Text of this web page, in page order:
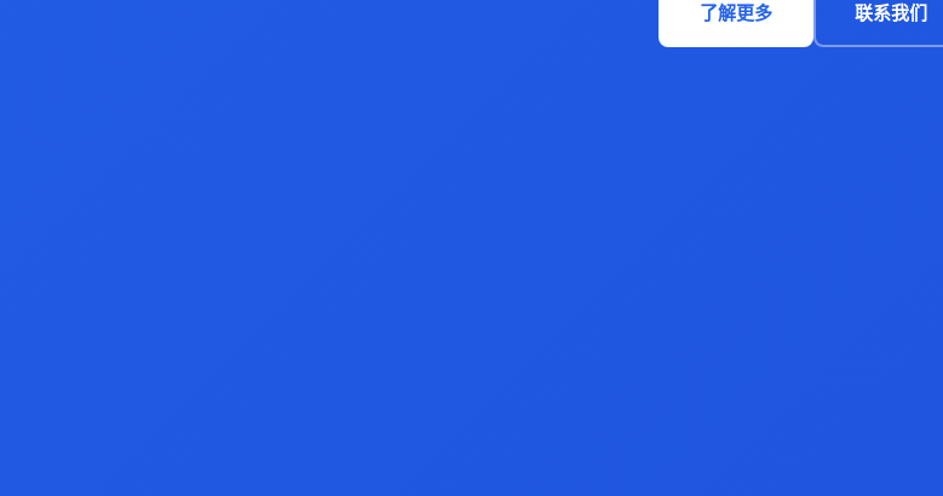
了解更多 联系我们